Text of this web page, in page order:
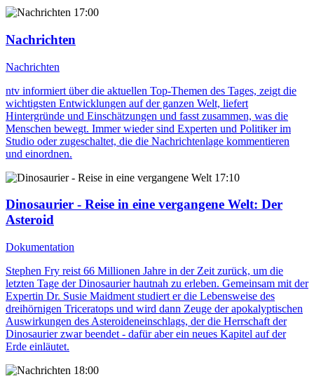
17:00
Nachrichten
Nachrichten
ntv informiert über die aktuellen Top-Themen des Tages, zeigt die
wichtigsten Entwicklungen auf der ganzen Welt, liefert
Hintergründe und Einschätzungen und fasst zusammen, was die
Menschen bewegt. Immer wieder sind Experten und Politiker im
Studio oder zugeschaltet, die die Nachrichtenlage kommentieren
und einordnen.
17:10
Dinosaurier - Reise in eine vergangene Welt: Der
Asteroid
Dokumentation
Stephen Fry reist 66 Millionen Jahre in der Zeit zurück, um die
letzten Tage der Dinosaurier hautnah zu erleben. Gemeinsam mit der
Expertin Dr. Susie Maidment studiert er die Lebensweise des
dreihörnigen Triceratops und wird dann Zeuge der apokalyptischen
Auswirkungen des Asteroideneinschlags, der die Herrschaft der
Dinosaurier zwar beendet - dafür aber ein neues Kapitel auf der
Erde einläutet.
18:00